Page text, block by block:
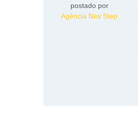
postado por
Agência Nex Step